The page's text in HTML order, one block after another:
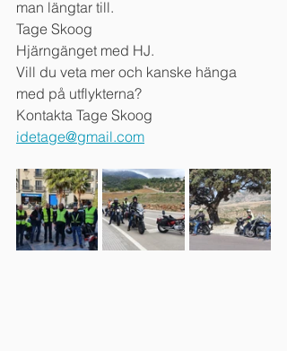
man längtar till.
Tage Skoog
Hjärngänget med HJ.
Vill du veta mer och kanske hänga
med på utflykterna?
Kontakta Tage Skoog
idetage@gmail.com